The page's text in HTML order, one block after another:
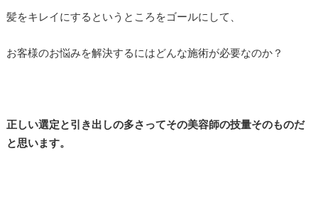
髪をキレイにするというところをゴールにして、
お客様のお悩みを解決するにはどんな施術が必要なのか？
正しい選定と引き出しの多さってその美容師の技量そのものだ
と思います。